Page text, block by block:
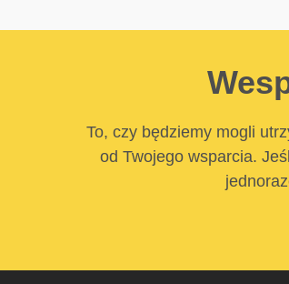
To, czy będziemy mogli
od Twojego wsparcia.